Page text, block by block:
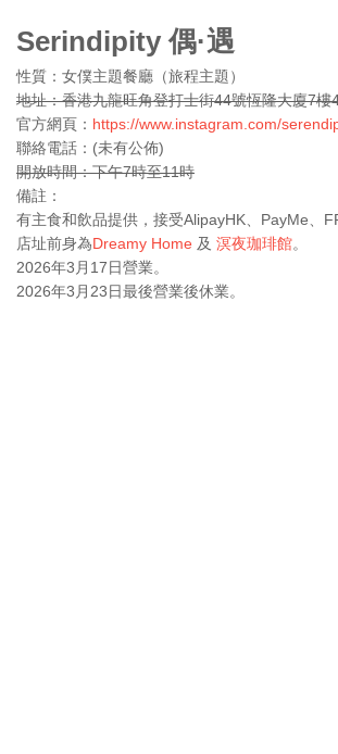
Serindipity 偶·遇
性質：女僕主題餐廳（旅程主題）
地址：香港九龍旺角登打士街44號恆隆大廈7樓
官方網頁： https://www.instagram.com/
聯絡電話：(未有公佈)
開放時間：下午7時至11時
備註：
有主食和飲品提供，接受AlipayHK、PayMe、
店址前身為Dreamy Home 及 溟夜珈琲館。
2026年3月17日營業。
2026年3月23日最後營業後休業。